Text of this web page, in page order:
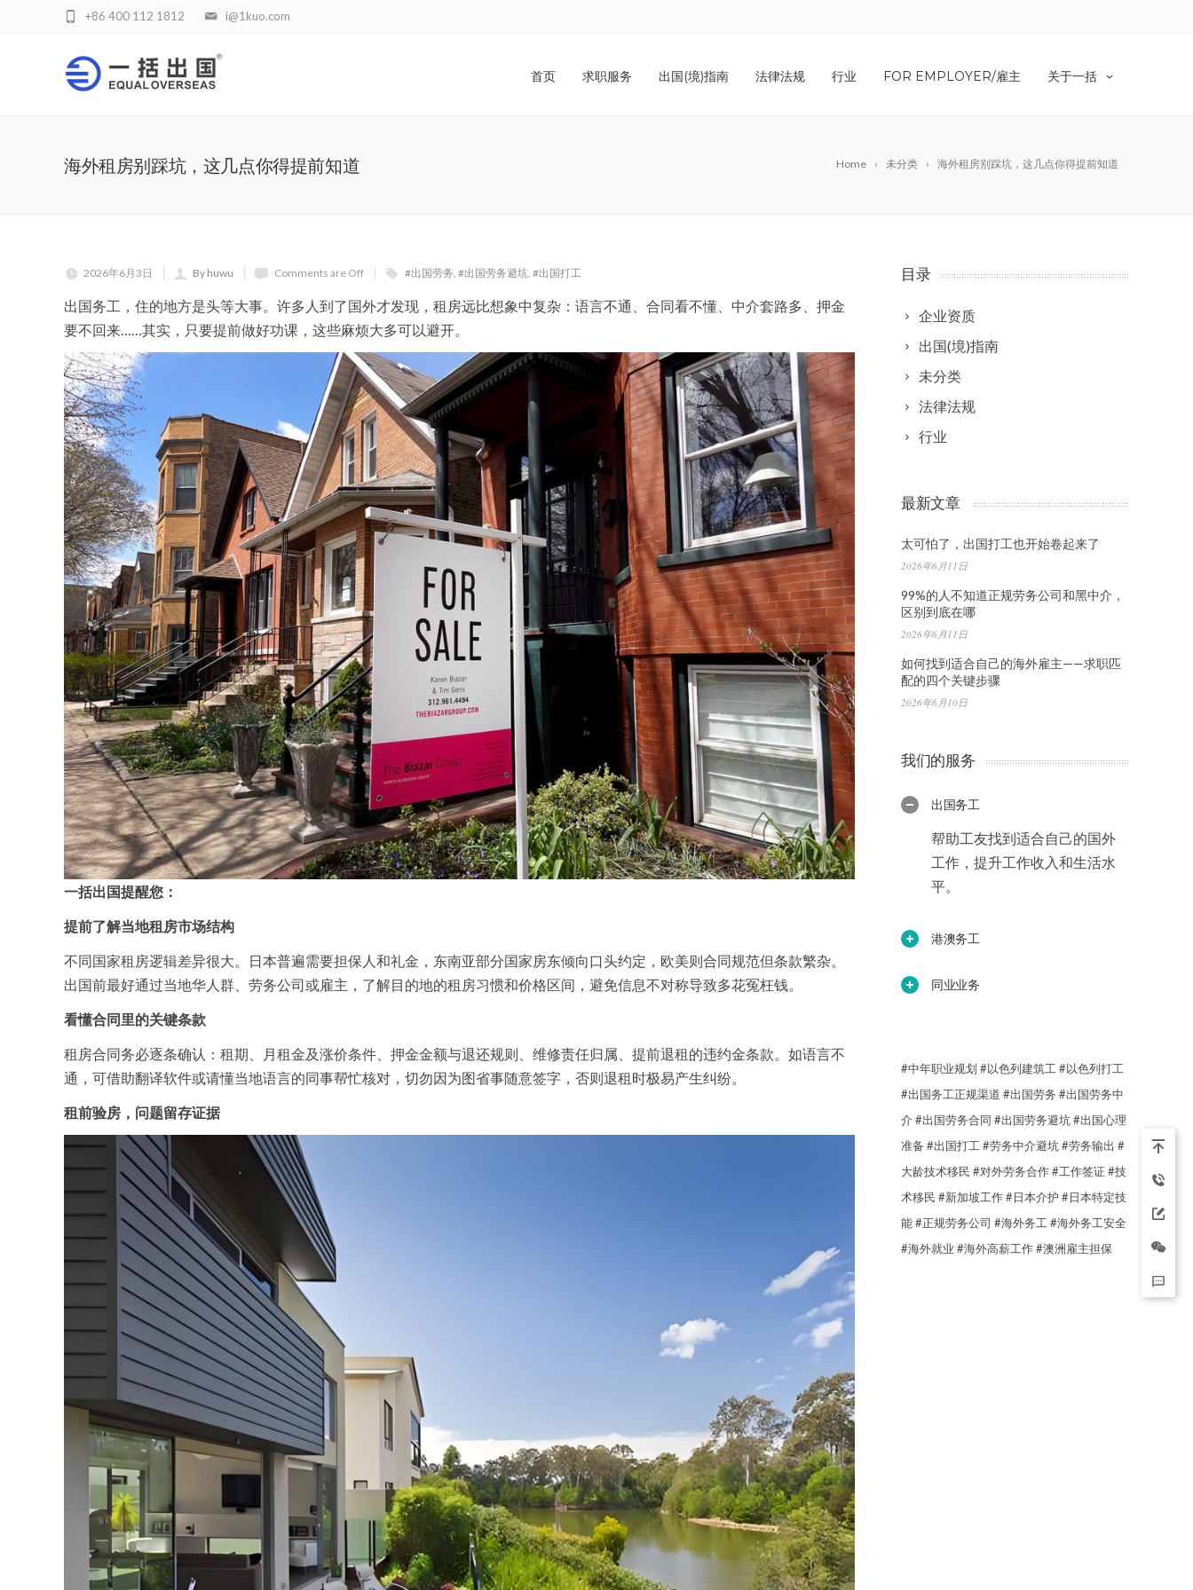
i@1kuo.com
+86 400 112 1812
首页 求职服务 出国(境)指南 法律法规 行业 FOR EMPLOYER/雇主 关于一括
Home 未分类 海外租房别踩坑，这几点你得提前知道
海外租房别踩坑，这几点你得提前知道
2026年6月3日 By huwu Comments are Off #出国劳务, #出国劳务避坑, #出国打工
出国务工，住的地方是头等大事。许多人到了国外才发现，租房远比想象中复杂：语言不通、合同看不懂、中介套路多、押金
要不回来……其实，只要提前做好功课，这些麻烦大多可以避开。
一括出国提醒您：
提前了解当地租房市场结构
不同国家租房逻辑差异很大。日本普遍需要担保人和礼金，东南亚部分国家房东倾向口头约定，欧美则合同规范但条款繁杂。
出国前最好通过当地华人群、劳务公司或雇主，了解目的地的租房习惯和价格区间，避免信息不对称导致多花冤枉钱。
看懂合同里的关键条款
租房合同务必逐条确认：租期、月租金及涨价条件、押金金额与退还规则、维修责任归属、提前退租的违约金条款。如语言不
通，可借助翻译软件或请懂当地语言的同事帮忙核对，切勿因为图省事随意签字，否则退租时极易产生纠纷。
租前验房，问题留存证据
目录
企业资质
出国(境)指南
未分类
法律法规
行业
最新文章
太可怕了，出国打工也开始卷起来了
2026年6月11日
99%的人不知道正规劳务公司和黑中介，
区别到底在哪
2026年6月11日
如何找到适合自己的海外雇主——求职匹
配的四个关键步骤
2026年6月10日
我们的服务
出国务工
帮助工友找到适合自己的国外
工作，提升工作收入和生活水
平。
港澳务工
同业业务
#中年职业规划 #以色列建筑工 #以色列打工
#出国务工正规渠道 #出国劳务 #出国劳务中
介 #出国劳务合同 #出国劳务避坑#出国心理
准备 #出国打工 #劳务中介避坑#劳务输出 #
大龄技术移民 #对外劳务合作#工作签证#技
术移民 #新加坡工作#日本介护 #日本特定技
能#正规劳务公司 #海外务工 #海外务工安全
#海外就业 #海外高薪工作#澳洲雇主担保